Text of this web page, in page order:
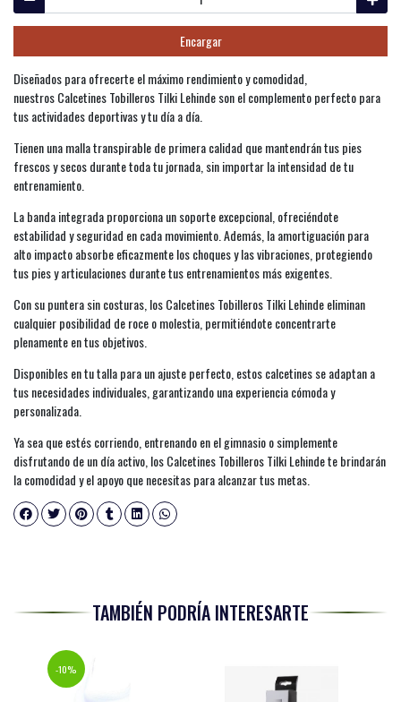
Encargar
Diseñados para ofrecerte el máximo rendimiento y comodidad,
nuestros Calcetines Tobilleros Tilki Lehinde son el complemento perfecto para
tus actividades deportivas y tu día a día.
Tienen una malla transpirable de primera calidad que mantendrán tus pies
frescos y secos durante toda tu jornada, sin importar la intensidad de tu
entrenamiento.
La banda integrada proporciona un soporte excepcional, ofreciéndote
estabilidad y seguridad en cada movimiento. Además, la amortiguación para
alto impacto absorbe eficazmente los choques y las vibraciones, protegiendo
tus pies y articulaciones durante tus entrenamientos más exigentes.
Con su puntera sin costuras, los Calcetines Tobilleros Tilki Lehinde eliminan
cualquier posibilidad de roce o molestia, permitiéndote concentrarte
plenamente en tus objetivos.
Disponibles en tu talla para un ajuste perfecto, estos calcetines se adaptan a
tus necesidades individuales, garantizando una experiencia cómoda y
personalizada.
Ya sea que estés corriendo, entrenando en el gimnasio o simplemente
disfrutando de un día activo, los Calcetines Tobilleros Tilki Lehinde te brindarán
la comodidad y el apoyo que necesitas para alcanzar tus metas.
TAMBIÉN PODRÍA INTERESARTE
-10%